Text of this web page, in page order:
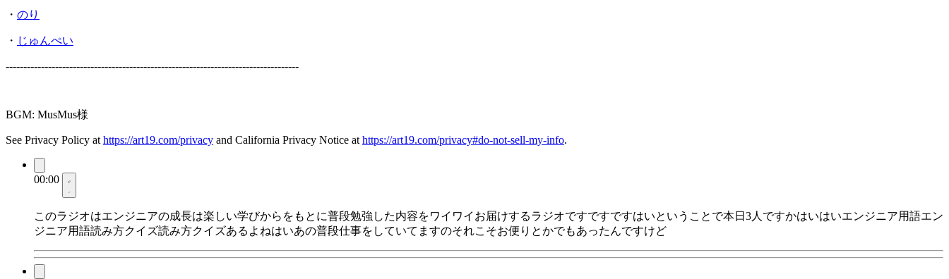
・ のり
・ じゅんぺい
-----------------------------------------------------------------------------------
BGM: MusMus様
See Privacy Policy at https://art19.com/privacy and California Privacy Notice at https://art19.com/privacy#do-not-sell-my-info.
00:00
このラジオはエンジニアの成長は楽しい学びからをもとに普段勉強した内容をワイワイお届けするラジオですですですはいということで本日3人ですかはいはいエンジニア用語エン
ジニア用語読み方クイズ読み方クイズあるよねはいあの普段仕事をしていてますのそれこそお便りとかでもあったんですけど